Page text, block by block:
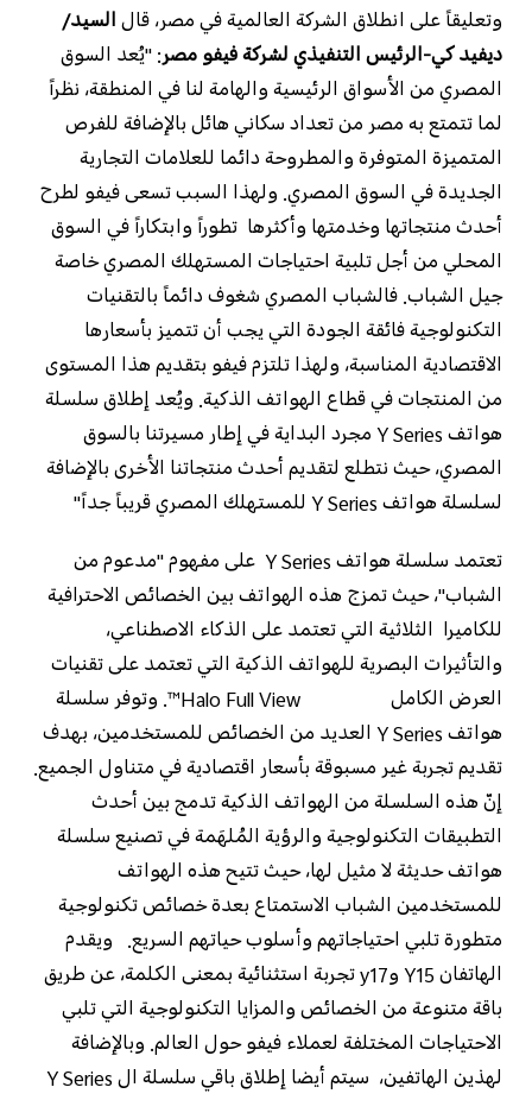
وتعليقاً على انطلاق الشركة العالمية في مصر، قالالسيد/
ديفيد كي-الرئيس التنفيذي لشركة فيفو مصر: "يُعد السوق
المصري من الأسواق الرئيسية والهامة لنا في المنطقة، نظراً
لما تتمتع به مصر من تعداد سكاني هائل بالإضافة للفرص
المتميزة المتوفرة والمطروحة دائما للعلامات التجارية
الجديدة في السوق المصري. ولهذا السبب تسعى فيفو لطرح
أحدث منتجاتها وخدمتها وأكثرها تطوراً وابتكاراً في السوق
المحلي من أجل تلبية احتياجات المستهلك المصري خاصة
جيل الشباب. فالشباب المصري شغوف دائماً بالتقنيات
التكنولوجية فائقة الجودة التي يجب أن تتميز بأسعارها
الاقتصادية المناسبة، ولهذا تلتزم فيفو بتقديم هذا المستوى
من المنتجات في قطاع الهواتف الذكية. ويُعد إطلاق سلسلة
هواتفY Seriesمجرد البداية في إطار مسيرتنا بالسوق
المصري، حيث نتطلع لتقديم أحدث منتجاتنا الأخرى بالإضافة
لسلسلة هواتفY Seriesللمستهلك المصري قريباً جداً"
تعتمد سلسلة هواتفY Series على مفهوم "مدعوم من
الشباب"، حيث تمزج هذه الهواتف بين الخصائص الاحترافية
للكاميرا الثلاثية التي تعتمد على الذكاء الاصطناعي،
والتأثيرات البصرية للهواتف الذكية التي تعتمد على تقنيات
العرض الكامل Halo Full View™ . وتوفر سلسلة
هواتفY Seriesالعديد من الخصائص للمستخدمين، بهدف
تقديم تجربة غير مسبوقة بأسعار اقتصادية في متناول الجميع.
إنّ هذه السلسلة من الهواتف الذكية تدمج بين أحدث
التطبيقات التكنولوجية والرؤية المُلهَمة في تصنيع سلسلة
هواتف حديثة لا مثيل لها، حيث تتيح هذه الهواتف
للمستخدمين الشباب الاستمتاع بعدة خصائص تكنولوجية
متطورة تلبي احتياجاتهم وأسلوب حياتهم السريع. ويقدم
الهاتفانY15وy17تجربة استثنائية بمعنى الكلمة، عن طريق
باقة متنوعة من الخصائص والمزايا التكنولوجية التي تلبي
الاحتياجات المختلفة لعملاء فيفو حول العالم. وبالإضافة
لهذين الهاتفين، سيتم أيضا إطلاق باقي سلسلة الY Series